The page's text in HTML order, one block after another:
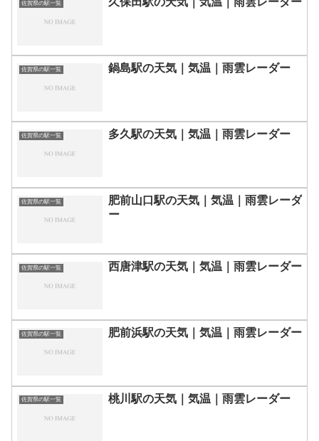
佐賀県の駅一覧
佐賀県の駅一覧 鍋島駅の天気｜気温｜雨雲レーダー
佐賀県の駅一覧 多久駅の天気｜気温｜雨雲レーダー
佐賀県の駅一覧
肥前山口駅の天気｜気温｜雨雲レーダ
ー
佐賀県の駅一覧 西唐津駅の天気｜気温｜雨雲レーダー
佐賀県の駅一覧 肥前浜駅の天気｜気温｜雨雲レーダー
佐賀県の駅一覧 桃川駅の天気｜気温｜雨雲レーダー